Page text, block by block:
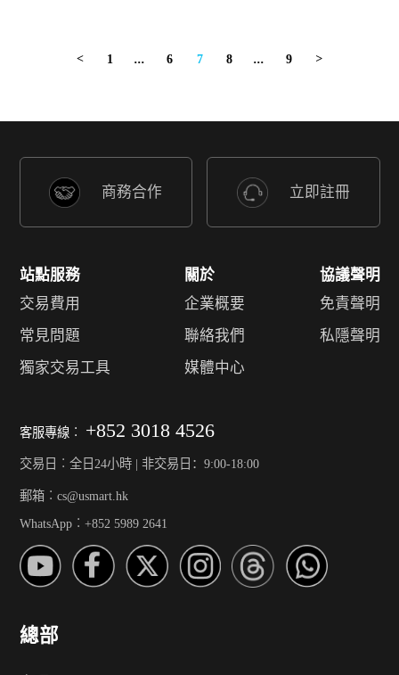
< 1 ... 6 7 8 ... 9 >
商務合作 立即註冊
站點服務
交易費用
常見問題
獨家交易工具
關於
企業概要
聯絡我們
媒體中心
協議聲明
免責聲明
私隱聲明
客服專線︰ +852 3018 4526
交易日︰全日24小時 | 非交易日：9:00-18:00
郵箱︰cs@usmart.hk
WhatsApp︰+852 5989 2641
總部